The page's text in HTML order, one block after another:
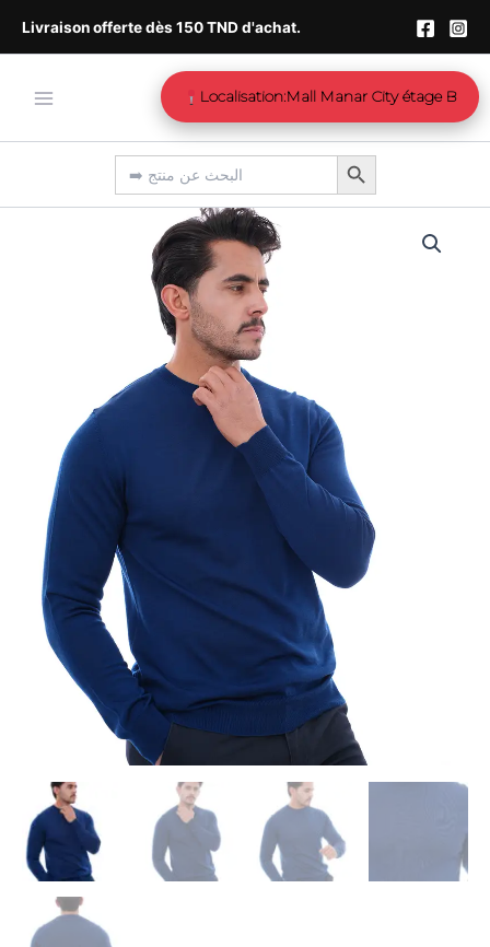
Livraison offerte dès 150 TND d'achat.
Search
for:
Search Button
Localisation:Mall Manar City étage B